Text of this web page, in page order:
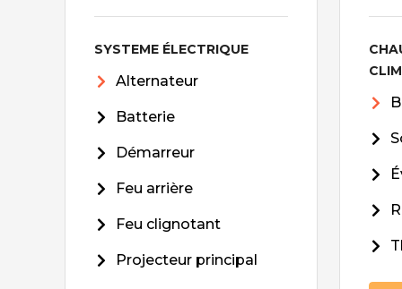
SYSTEME ÉLECTRIQUE
Alternateur
Batterie
Démarreur
Feu arrière
Feu clignotant
Projecteur principal